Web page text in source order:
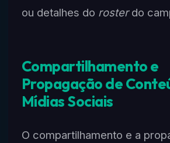
ou detalhes do rosterdo
Compartilhamento e
Propagação de
Mídias Sociais
O compartilhamento e a